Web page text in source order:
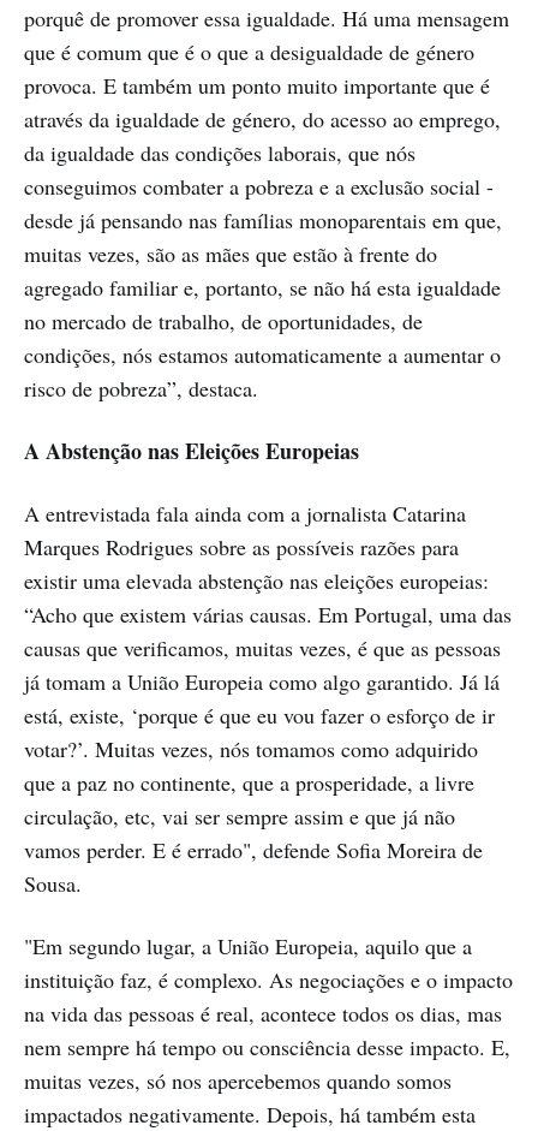
porquê de promover essa igualdade. Há uma mensagem
que é comum que é o que a desigualdade de género
provoca. E também um ponto muito importante que é
através da igualdade de género, do acesso ao emprego,
da igualdade das condições laborais, que nós
conseguimos combater a pobreza e a exclusão social -
desde já pensando nas famílias monoparentais em que,
muitas vezes, são as mães que estão à frente do
agregado familiar e, portanto, se não há esta igualdade
no mercado de trabalho, de oportunidades, de
condições, nós estamos automaticamente a aumentar o
risco de pobreza”, destaca.
A Abstenção nas Eleições Europeias
A entrevistada fala ainda com a jornalista Catarina
Marques Rodrigues sobre as possíveis razões para
existir uma elevada abstenção nas eleições europeias:
“Acho que existem várias causas. Em Portugal, uma das
causas que verificamos, muitas vezes, é que as pessoas
já tomam a União Europeia como algo garantido. Já lá
está, existe, ‘porque é que eu vou fazer o esforço de ir
votar?’. Muitas vezes, nós tomamos como adquirido
que a paz no continente, que a prosperidade, a livre
circulação, etc, vai ser sempre assim e que já não
vamos perder. E é errado", defende Sofia Moreira de
Sousa.
"Em segundo lugar, a União Europeia, aquilo que a
instituição faz, é complexo. As negociações e o impacto
na vida das pessoas é real, acontece todos os dias, mas
nem sempre há tempo ou consciência desse impacto. E,
muitas vezes, só nos apercebemos quando somos
impactados negativamente. Depois, há também esta